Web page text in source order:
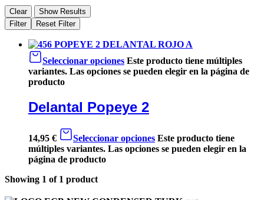
Clear
Show Results
Filter
Reset Filter
Seleccionar opciones Este producto tiene múltiples
variantes. Las opciones se pueden elegir en la página de
producto
Delantal Popeye 2
14,95 € Seleccionar opciones Este producto tiene
múltiples variantes. Las opciones se pueden elegir en la
página de producto
Showing 1 of 1 product